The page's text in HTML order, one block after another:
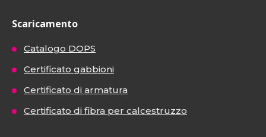
Scaricamento
Catalogo DOPS
Certificato gabbioni
Certificato di armatura
Certificato di fibra per calcestruzzo